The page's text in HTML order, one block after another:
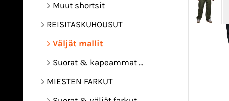
Muut shortsit
REISITASKUHOUSUT
Väljät mallit
Suorat & kapeammat mallit
MIESTEN FARKUT